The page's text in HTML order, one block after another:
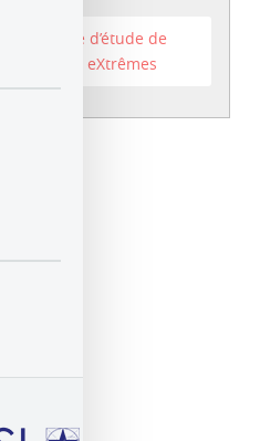
d’étude de
eXtrêmes